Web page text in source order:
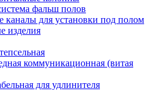
фальш полов
каналы для установки под полом
изделия
коммуникационная (витая
для удлинителя